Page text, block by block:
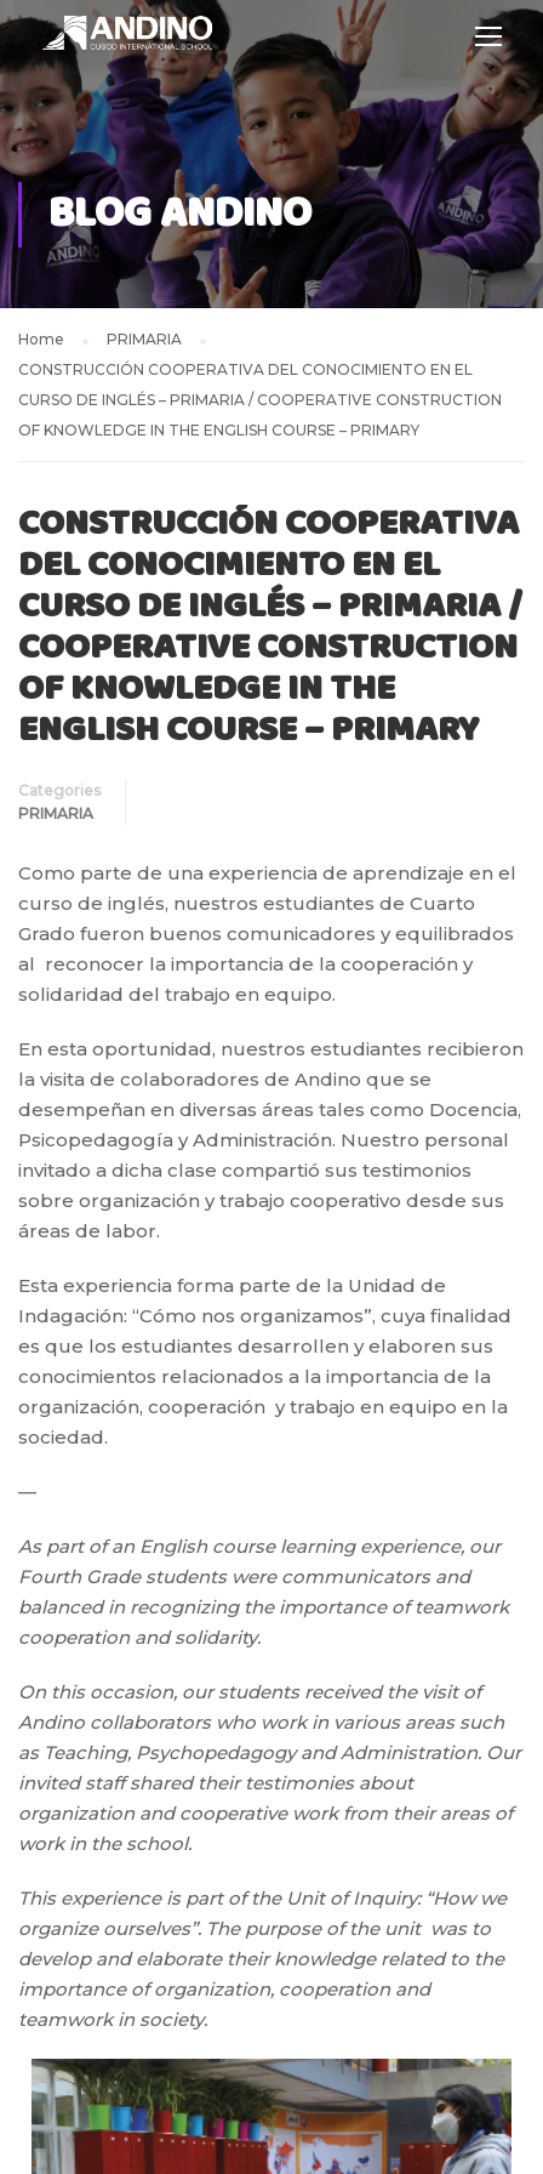
BLOG ANDINO
Home
PRIMARIA
CONSTRUCCIÓN COOPERATIVA DEL CONOCIMIENTO EN EL
CURSO DE INGLÉS – PRIMARIA / COOPERATIVE CONSTRUCTION
OF KNOWLEDGE IN THE ENGLISH COURSE – PRIMARY
CONSTRUCCIÓN COOPERATIVA
DEL CONOCIMIENTO EN EL
CURSO DE INGLÉS – PRIMARIA /
COOPERATIVE CONSTRUCTION
OF KNOWLEDGE IN THE
ENGLISH COURSE – PRIMARY
Categories
PRIMARIA
Como parte de una experiencia de aprendizaje en el
curso de inglés, nuestros estudiantes de Cuarto
Grado fueron buenos comunicadores y equilibrados
al reconocer la importancia de la cooperación y
solidaridad del trabajo en equipo.
En esta oportunidad, nuestros estudiantes recibieron
la visita de colaboradores de Andino que se
desempeñan en diversas áreas tales como Docencia,
Psicopedagogía y Administración. Nuestro personal
invitado a dicha clase compartió sus testimonios
sobre organización y trabajo cooperativo desde sus
áreas de labor.
Esta experiencia forma parte de la Unidad de
Indagación: “Cómo nos organizamos”, cuya finalidad
es que los estudiantes desarrollen y elaboren sus
conocimientos relacionados a la importancia de la
organización, cooperación y trabajo en equipo en la
sociedad.
—
As part of an English course learning experience, our
Fourth Grade students were communicators and
balanced in recognizing the importance of teamwork
cooperation and solidarity.
On this occasion, our students received the visit of
Andino collaborators who work in various areas such
as Teaching, Psychopedagogy and Administration. Our
invited staff shared their testimonies about
organization and cooperative work from their areas of
work in the school.
This experience is part of the Unit of Inquiry: “How we
organize ourselves”. The purpose of the unit was to
develop and elaborate their knowledge related to the
importance of organization, cooperation and
teamwork in society.